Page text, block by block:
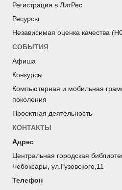
Регистрация в ЛитРес
Ресурсы
Независимая оценка качества
СОБЫТИЯ
Афиша
Конкурсы
Компьютерная и мобильная
поколения
Проектная деятельность
КОНТАКТЫ
Адрес
Центральная городская
Чебоксары, ул.Гузовского,11
Телефон